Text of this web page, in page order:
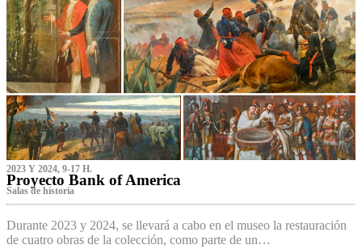
2023 Y 2024, 9-17 H.
Proyecto Bank of America
S‌alas de historia
Durante 2023 y 2024, se llevará a cabo en el museo la restauración
de cuatro obras de la colección, como parte de un…